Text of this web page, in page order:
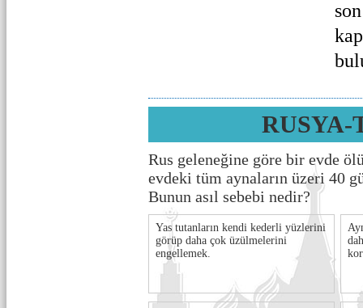
RUSYA-
Rus geleneğine göre bir evde
evdeki tüm aynaların üzeri 40
Bunun asıl sebebi nedir?
Yas tutanların kendi kederli yüzlerini
görüp daha çok üzülmelerini
engellemek.